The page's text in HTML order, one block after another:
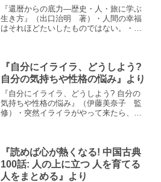
『還暦からの底力―歴史・人・旅に学ぶ
生き方』（出口治明 著）・人間の幸福
はそれほどたいしたものではない。・リ
ほどたいしたものでは...
『自分にイライラ、どうしよう?
自分の気持ちや性格の悩み』より
『自分にイライラ、どうしよう? 自分の
気持ちや性格の悩み』（伊藤美奈子 監
修）・突然イライラがやって来たら、ひ
になるのはよくある。比...
『読めば心が熱くなる! 中国古典
100話: 人の上に立つ 人を育てる
人をまとめる』より